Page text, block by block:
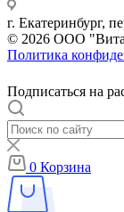
г. Екатеринбург,
© 2026 ООО
Политика
Подписаться на
0 Корзина